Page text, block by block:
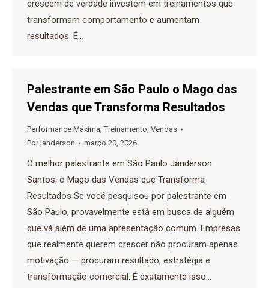
crescem de verdade investem em treinamentos que
transformam comportamento e aumentam
resultados. É…
Palestrante em São Paulo o Mago das
Vendas que Transforma Resultados
Performance Máxima,Treinamento, Vendas
Porjanderson março 20, 2026
O melhor palestrante em São Paulo Janderson
Santos, o Mago das Vendas que Transforma
Resultados Se você pesquisou por palestrante em
São Paulo, provavelmente está em busca de alguém
que vá além de uma apresentação comum. Empresas
que realmente querem crescer não procuram apenas
motivação — procuram resultado, estratégia e
transformação comercial. É exatamente isso…